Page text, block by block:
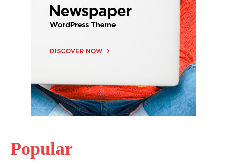
Popular